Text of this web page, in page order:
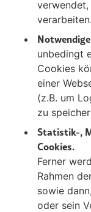
verarbeiten.
unbedingt
Cookies
einer
(z.B. um
zu
Statistik-,
Cookies.
Ferner
Rahmen
sowie
oder sein